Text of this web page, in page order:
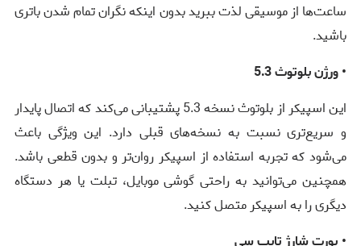
ساعت‌ها از موسیقی لذت ببرید بدون اینکه نگران تمام شدن باتری
باشید.
• ورژن بلوتوث 5.3
این اسپیکر از بلوتوث نسخه 5.3 پشتیبانی می‌کند که اتصال پایدار
و سریع‌تری نسبت به نسخه‌های قبلی دارد. این ویژگی باعث
می‌شود که تجربه استفاده از اسپیکر روان‌تر و بدون قطعی باشد.
همچنین می‌توانید به راحتی گوشی موبایل، تبلت یا هر دستگاه
دیگری را به اسپیکر متصل کنید.